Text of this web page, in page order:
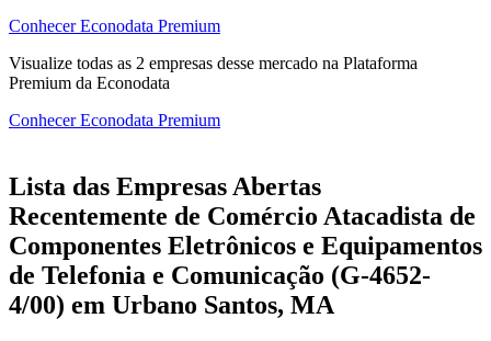
Conhecer Econodata Premium
Visualize todas as 2 empresas desse mercado na Plataforma
Premium da Econodata
Conhecer Econodata Premium
Lista das Empresas Abertas
Recentemente de Comércio Atacadista de
Componentes Eletrônicos e Equipamentos
de Telefonia e Comunicação (G-4652-
4/00) em Urbano Santos, MA